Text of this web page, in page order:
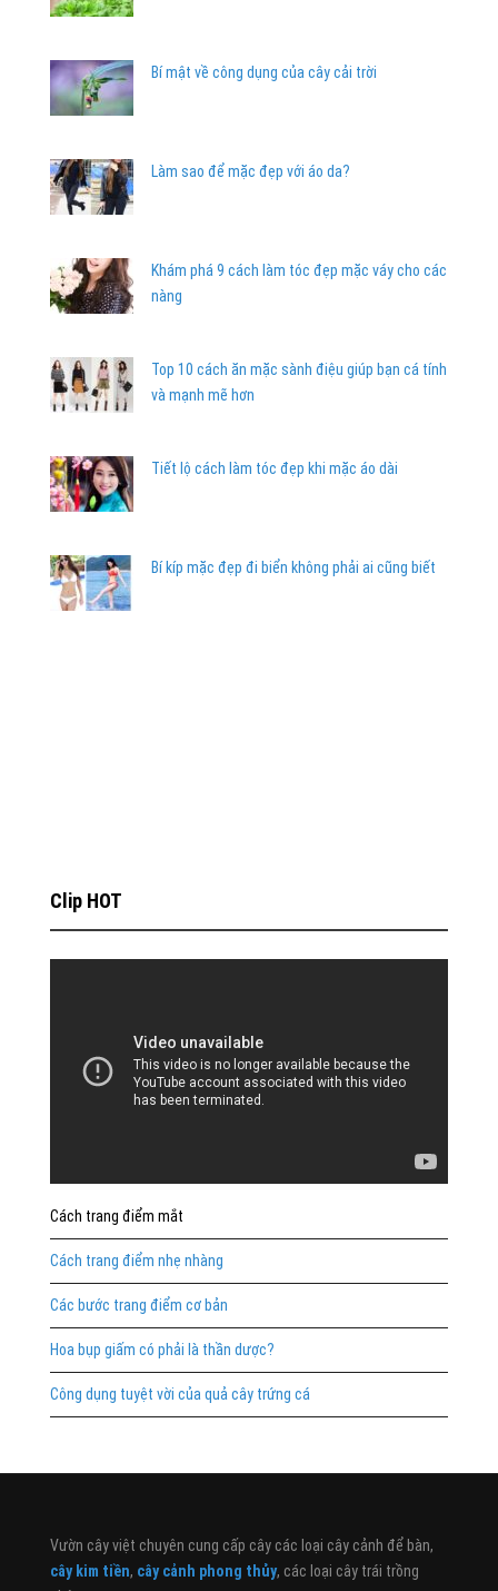
Bí mật về công dụng của cây cải trời
Làm sao để mặc đẹp với áo da?
Khám phá 9 cách làm tóc đẹp mặc váy cho các
nàng
Top 10 cách ăn mặc sành điệu giúp bạn cá tính
và mạnh mẽ hơn
Tiết lộ cách làm tóc đẹp khi mặc áo dài
Bí kíp mặc đẹp đi biển không phải ai cũng biết
Clip HOT
Cách trang điểm mắt
Cách trang điểm nhẹ nhàng
Các bước trang điểm cơ bản
Hoa bụp giấm có phải là thần dược?
Công dụng tuyệt vời của quả cây trứng cá
Vườn cây việt chuyên cung cấp cây các loại cây cảnh để bàn,
cây kim tiền, cây cảnh phong thủy, các loại cây trái trồng